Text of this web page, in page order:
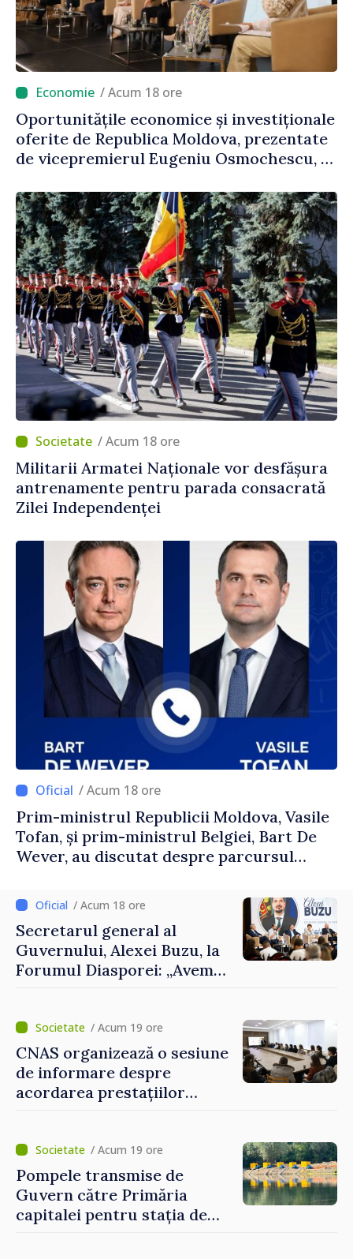
/ Acum 18 ore
Oportunitățile economice și investiționale
oferite de Republica Moldova, prezentate
de vicepremierul Eugeniu Osmochescu, la
/ Acum 18 ore
Militarii Armatei Naționale vor desfășura
antrenamente pentru parada consacrată
Zilei Independenței
/ Acum 18 ore
Prim-ministrul Republicii Moldova, Vasile
Tofan, și prim-ministrul Belgiei, Bart De
Wever, au discutat despre parcursul
/ Acum 18 ore
Secretarul general al
Guvernului, Alexei Buzu, la
Forumul Diasporei: „Avem
construi comunități mai
puternice”
/ Acum 19 ore
CNAS organizează o sesiune
de informare despre
acordarea prestațiilor
invitați să se înscrie la
eveniment
/ Acum 19 ore
Pompele transmise de
Guvern către Primăria
capitalei pentru stația de